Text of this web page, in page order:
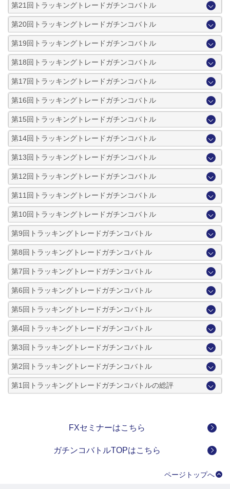
第21回トラッキングトレードガチンコバトル
第20回トラッキングトレードガチンコバトル
第19回トラッキングトレードガチンコバトル
第18回トラッキングトレードガチンコバトル
第17回トラッキングトレードガチンコバトル
第16回トラッキングトレードガチンコバトル
第15回トラッキングトレードガチンコバトル
第14回トラッキングトレードガチンコバトル
第13回トラッキングトレードガチンコバトル
第12回トラッキングトレードガチンコバトル
第11回トラッキングトレードガチンコバトル
第10回トラッキングトレードガチンコバトル
第9回トラッキングトレードガチンコバトル
第8回トラッキングトレードガチンコバトル
第7回トラッキングトレードガチンコバトル
第6回トラッキングトレードガチンコバトル
第5回トラッキングトレードガチンコバトル
第4回トラッキングトレードガチンコバトル
第3回トラッキングトレードガチンコバトル
第2回トラッキングトレードガチンコバトル
第1回トラッキングトレードガチンコバトルの総評
FXセミナーはこちら
ガチンコバトルTOPはこちら
ページトップへ